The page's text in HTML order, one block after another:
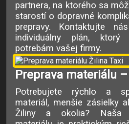
partnera, na ktorého sa
starostí o dopravné
prepravy. Kontaktujte
individuálny plán, ktorý
potrebám vašej firmy.
Preprava materiálu
Potrebujete rýchlo a
materiál, menšie zásielky
Žiliny a okolia? Naša